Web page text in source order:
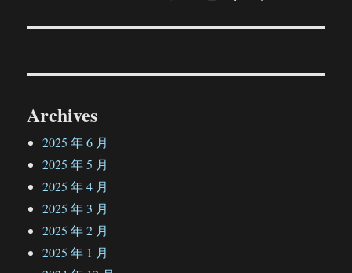
文
Archives
2025 年 6 月
2025 年 5 月
2025 年 4 月
2025 年 3 月
2025 年 2 月
2025 年 1 月